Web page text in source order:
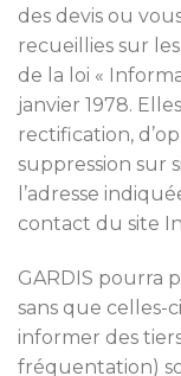
des devis ou
recueillies sur
de la loi «
janvier 1978.
rectification,
suppression sur
l’adresse
contact du site
GARDIS pourra
sans que celles-
informer des
fréquentation)